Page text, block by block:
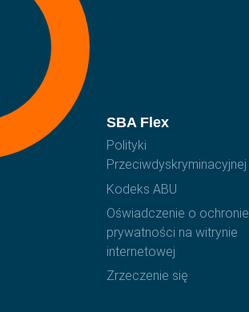
SBA Flex
Polityki
Przeciwdyskryminacyjnej
Kodeks ABU
Oświadczenie o ochronie
prywatności na witrynie
internetowej
Zrzeczenie się